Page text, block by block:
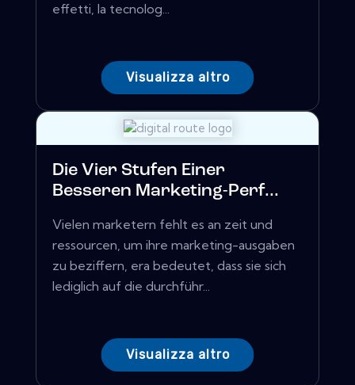
effetti, la tecnolog...
Visualizza altro
Die Vier Stufen Einer
Besseren Marketing-Perf...
Vielen marketern fehlt es an zeit und
ressourcen, um ihre marketing-ausgaben
zu beziffern, era bedeutet, dass sie sich
lediglich auf die durchführ...
Visualizza altro